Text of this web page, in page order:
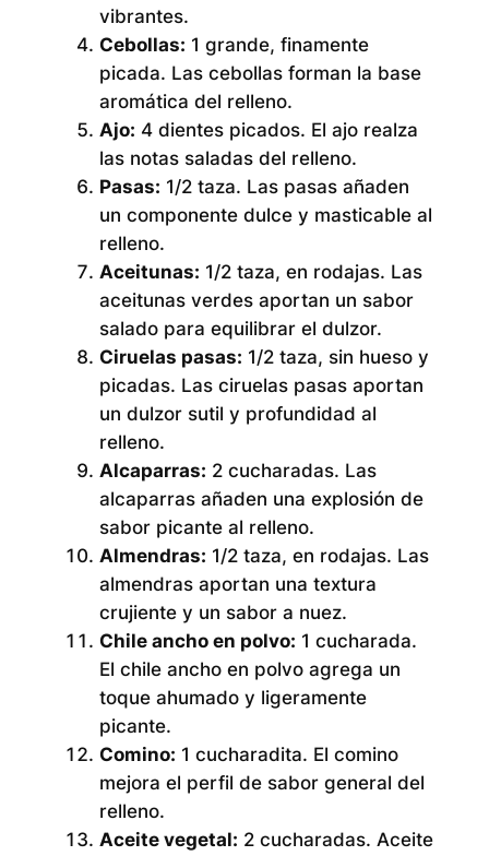
vibrantes.
Cebollas: 1 grande, finamente
picada. Las cebollas forman la base
aromática del relleno.
Ajo: 4 dientes picados. El ajo realza
las notas saladas del relleno.
Pasas: 1/2 taza. Las pasas añaden
un componente dulce y masticable al
relleno.
Aceitunas: 1/2 taza, en rodajas. Las
aceitunas verdes aportan un sabor
salado para equilibrar el dulzor.
Ciruelas pasas: 1/2 taza, sin hueso y
picadas. Las ciruelas pasas aportan
un dulzor sutil y profundidad al
relleno.
Alcaparras: 2 cucharadas. Las
alcaparras añaden una explosión de
sabor picante al relleno.
Almendras: 1/2 taza, en rodajas. Las
almendras aportan una textura
crujiente y un sabor a nuez.
Chile ancho en polvo: 1 cucharada.
El chile ancho en polvo agrega un
toque ahumado y ligeramente
picante.
Comino: 1 cucharadita. El comino
mejora el perfil de sabor general del
relleno.
Aceite vegetal: 2 cucharadas. Aceite